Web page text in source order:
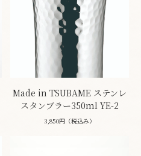
Made in TSUBAME ステンレ
スタンブラー350ml YE-2
3,850円（税込み）